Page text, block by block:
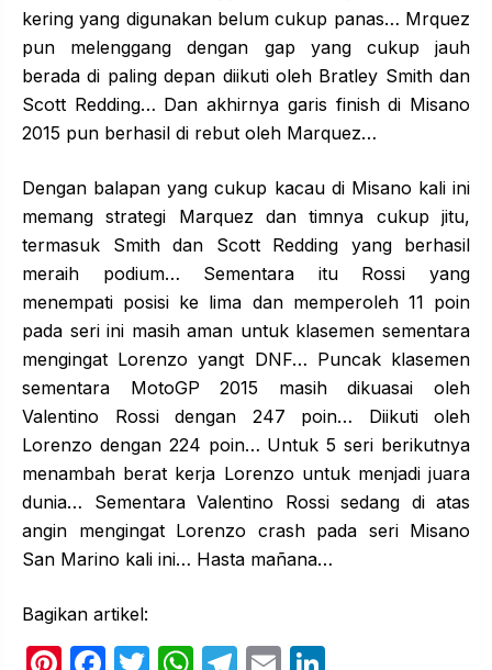
kering yang digunakan belum cukup panas… Mrquez
pun melenggang dengan gap yang cukup jauh
berada di paling depan diikuti oleh Bratley Smith dan
Scott Redding… Dan akhirnya garis finish di Misano
2015 pun berhasil di rebut oleh Marquez…
Dengan balapan yang cukup kacau di Misano kali ini
memang strategi Marquez dan timnya cukup jitu,
termasuk Smith dan Scott Redding yang berhasil
meraih podium… Sementara itu Rossi yang
menempati posisi ke lima dan memperoleh 11 poin
pada seri ini masih aman untuk klasemen sementara
mengingat Lorenzo yangt DNF… Puncak klasemen
sementara MotoGP 2015 masih dikuasai oleh
Valentino Rossi dengan 247 poin… Diikuti oleh
Lorenzo dengan 224 poin… Untuk 5 seri berikutnya
menambah berat kerja Lorenzo untuk menjadi juara
dunia… Sementara Valentino Rossi sedang di atas
angin mengingat Lorenzo crash pada seri Misano
San Marino kali ini… Hasta mañana…
Bagikan artikel: